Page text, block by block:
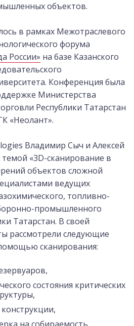
объектов.
в рамках Межотраслевого
форума
России» на базе Казанского
Конференция была
Министерства
Республики Татарстан
«Неолант».
Владимир Сыч и Алексей
«3D-сканирование в
объектов сложной
ведущих
топливно-
промышленного
Татарстан. В своей
рассмотрели следующие
сканирования:
состояния критических